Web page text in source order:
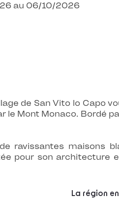
au 06/10/2026
de San Vito lo Capo
Mont Monaco. Bordé
ravissantes maisons
pour son architecture
La région